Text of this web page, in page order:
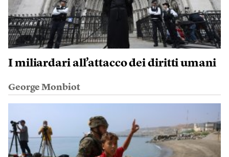
I miliardari all’attacco dei diritti umani
George Monbiot